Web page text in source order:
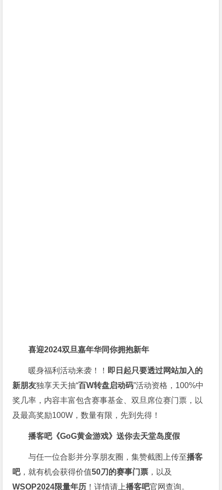
喜迎2024双旦嘉年华同你拥抱新年
暖身福利活动来袭！！ 即日起只要透过网站加入的
新朋友独享天天抽“百W转盘启动码”活动资格，100%中
奖几率，内容丰富包含赛事基金、双旦席位赛门票，以
及最高奖励100W，数量有限，先到先得！
播客吧《GoG黄金游戏》送你去天堂岛度假
与任一位合影并分享朋友圈，集赞截图上传至播客
吧，就有机会获得价值50刀的赛事门票 ，以及
WSOP2024限量年历 ！详情请上播客吧官网查询。